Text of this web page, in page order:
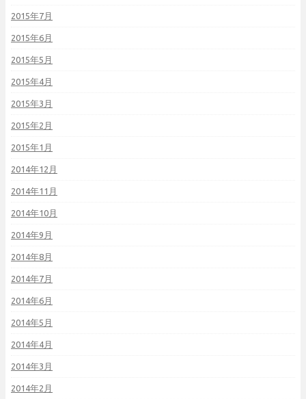
2015年7月
2015年6月
2015年5月
2015年4月
2015年3月
2015年2月
2015年1月
2014年12月
2014年11月
2014年10月
2014年9月
2014年8月
2014年7月
2014年6月
2014年5月
2014年4月
2014年3月
2014年2月